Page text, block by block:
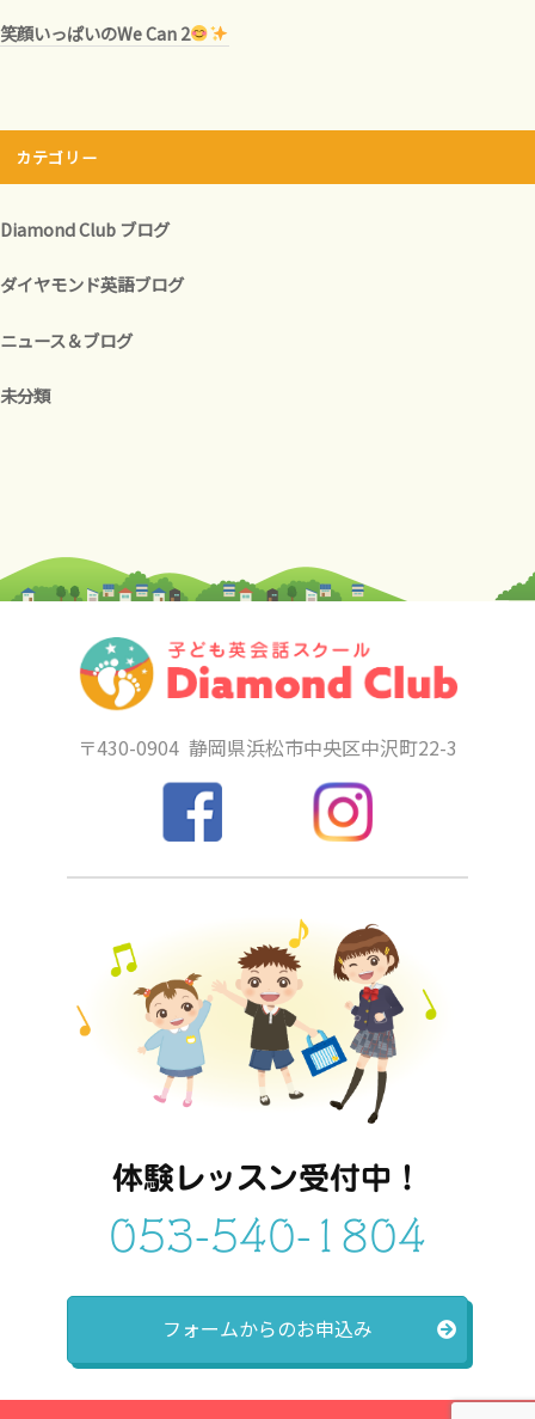
笑顔いっぱいのWe Can 2
カテゴリー
Diamond Club ブログ
ダイヤモンド英語ブログ
ニュース＆ブログ
未分類
〒430-0904 静岡県浜松市中央区中沢町22-3
体験レッスン受付中！
053-540-1804
フォームからのお申込み